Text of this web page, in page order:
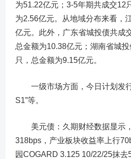
为51.22亿元；3-5年期共成交12
为2.56亿元。从地域分布来看，
亿元。此外，广东省城投债共成
总金额为10.38亿元；湖南省城
只，总金额为9.15亿元。
一级市场方面，今日计划发行
S1”等。
美元债 ：久期财经数据显
318bps，产业板块收益率上行
园COGARD 3.125 10/22/25抹去